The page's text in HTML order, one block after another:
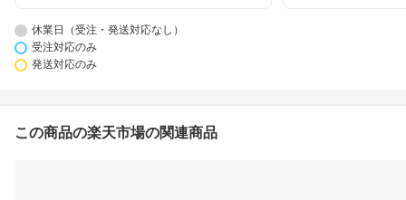
休業日（受注・発送対応なし）
受注対応のみ
発送対応のみ
この商品の楽天市場の関連商品